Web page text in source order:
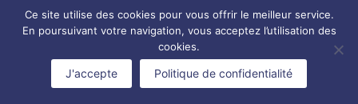
remise à plat complète du rôle international de
l’Alliance Atlantique, de sa relation avec l’Union
Européenne, de sa relation avec les pôles de
Ce site utilise des cookies pour vous offrir le meilleur service.
En poursuivant votre navigation, vous acceptez l’utilisation des
cookies.
J'accepte Politique de confidentialité